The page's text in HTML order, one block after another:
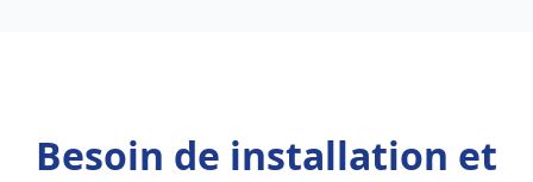
Besoin de installation et